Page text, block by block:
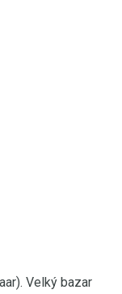
Velký bazar